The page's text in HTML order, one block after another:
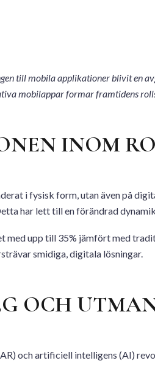
till mobila applikationer blivit en
mobilappar formar framtidens
INOM
i fysisk form, utan även på
har lett till en förändrad
med upp till 35% jämfört med
smidiga, digitala lösningar.
OCH
och artificiell intelligens (AI)